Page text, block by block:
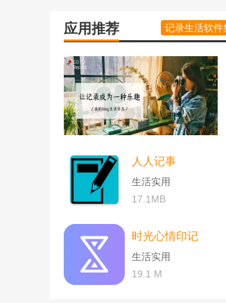
应用推荐 记录生活软件
人人记事
生活实用
17.1MB
时光心情印记
生活实用
19.1 M